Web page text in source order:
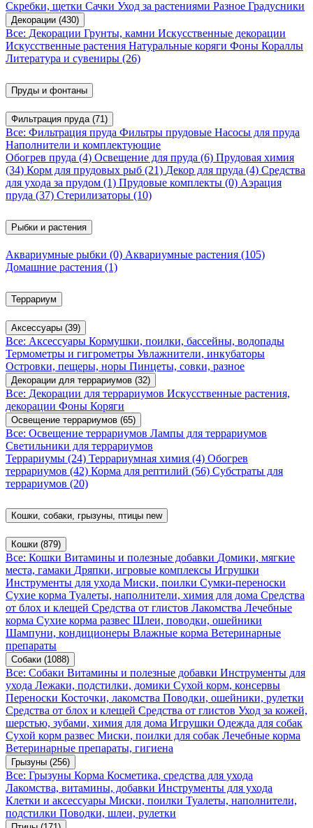
Скребки, щетки Сачки Уход за растениями Разное Градусники
Декорации (430)
Все: Декорации Грунты, камни Искусственные декорации
Искусственные растения Натуральные коряги Фоны Кораллы
Литература и сувениры (26)
Пруды и фонтаны
Фильтрация пруда (71)
Все: Фильтрация пруда Фильтры прудовые Насосы для пруда
Наполнители и комплектующие
Обогрев пруда (4) Освещение для пруда (6) Прудовая химия
(34) Корм для прудовых рыб (21) Декор для пруда (4) Средства
для ухода за прудом (1) Прудовые комплекты (0) Аэрация
пруда (37) Стерилизаторы (10)
Рыбки и растения
Аквариумные рыбки (0) Аквариумные растения (105)
Домашние растения (1)
Террариум
Аксессуары (39)
Все: Аксессуары Кормушки, поилки, бассейны, водопады
Термометры и гигрометры Увлажнители, инкубаторы
Островки, пещеры, норы Пинцеты, совки, разное
Декорации для террариумов (32)
Все: Декорации для террариумов Искусственные растения,
декорации Фоны Коряги
Освещение террариумов (65)
Все: Освещение террариумов Лампы для террариумов
Светильники для террариумов
Террариумы (24) Террариумная химия (4) Обогрев
террариумов (42) Корма для рептилий (56) Субстраты для
террариумов (20)
Кошки, собаки, грызуны, птицы new
Кошки (879)
Все: Кошки Витамины и полезные добавки Домики, мягкие
места, гамаки Дряпки, игровые комплексы Игрушки
Инструменты для ухода Миски, поилки Сумки-переноски
Сухие корма Туалеты, наполнители, химия для дома Средства
от блох и клещей Средства от глистов Лакомства Лечебные
корма Сухие корма развес Шлеи, поводки, ошейники
Шампуни, кондиционеры Влажные корма Ветеринарные
препараты
Собаки (1088)
Все: Собаки Витамины и полезные добавки Инструменты для
ухода Лежаки, подстилки, домики Сухой корм, консервы
Переноски Косточки, лакомства Поводки, ошейники, рулетки
Средства от блох и клещей Средства от глистов Уход за кожей,
шерстью, зубами, химия для дома Игрушки Одежда для собак
Сухой корм развес Миски, поилки для собак Лечебные корма
Ветеринарные препараты, гигиена
Грызуны (256)
Все: Грызуны Корма Косметика, средства для ухода
Лакомства, витамины, добавки Инструменты для ухода
Клетки и аксессуары Миски, поилки Туалеты, наполнители,
подстилки Поводки, шлеи, рулетки